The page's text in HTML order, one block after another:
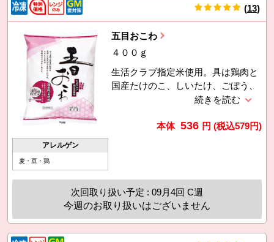
(13)
アレルゲン
麦・豆・鶏
五目おこわ
４００ｇ
生活クラブ指定米使用。具は鶏肉と
国産たけのこ、しいたけ、ごぼう、
いんげん、人参を使用。手軽にもち
進のため8月3回価格に対し17円引
本体 536 円 (税込579円)
次回取り扱い予定 : 09月4回 C週
今週のお取り扱いはございません